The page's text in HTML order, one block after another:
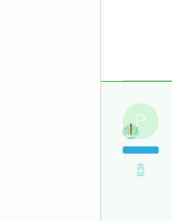
P